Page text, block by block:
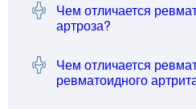
Чем отличается
артроза?
Чем отличается
ревматоидного